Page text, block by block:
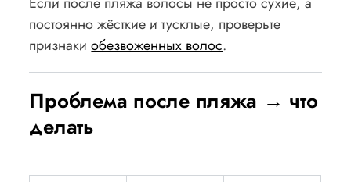
постоянно жёсткие и тусклые, проверьте
признакиобезвоженных волос.
Проблема после пляжа → что
делать